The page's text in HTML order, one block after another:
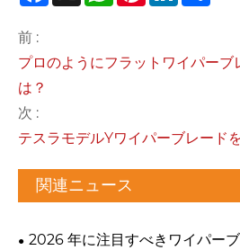
前 :
プロのようにフラットワイパー
は？
次 :
テスラモデルYワイパーブレード
関連ニュース
2026 年に注目すべきワイパー